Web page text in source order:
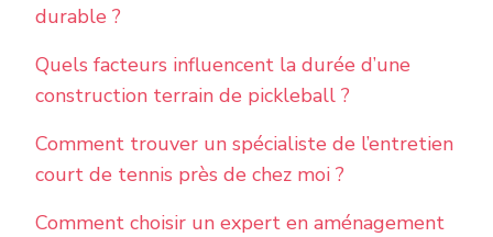
durable ?
Quels facteurs influencent la durée d’une
construction terrain de pickleball ?
Comment trouver un spécialiste de l’entretien
court de tennis près de chez moi ?
Comment choisir un expert en aménagement